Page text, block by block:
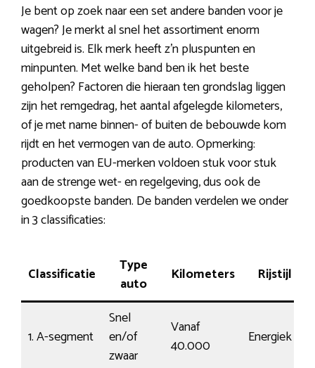
Je bent op zoek naar een set andere banden voor je
wagen? Je merkt al snel het assortiment enorm
uitgebreid is. Elk merk heeft z’n pluspunten en
minpunten. Met welke band ben ik het beste
geholpen? Factoren die hieraan ten grondslag liggen
zijn het remgedrag, het aantal afgelegde kilometers,
of je met name binnen- of buiten de bebouwde kom
rijdt en het vermogen van de auto. Opmerking:
producten van EU-merken voldoen stuk voor stuk
aan de strenge wet- en regelgeving, dus ook de
goedkoopste banden. De banden verdelen we onder
in 3 classificaties:
Classificatie
Type
auto
Kilometers Rijstijl
1. A-segment
Snel
en/of
zwaar
Vanaf
40.000
Energiek